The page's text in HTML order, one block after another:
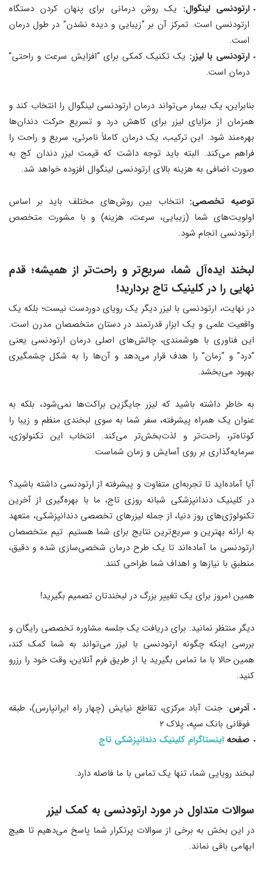
ارتودنسی لینگوال: یک روش درمانی برای پنهان کردن دستگاه
ارتودنسی است. تمرکز آن بر “زیبایی و دیده نشدن” در طول درمان
است.
ارتودنسی با لیزر: یک تکنیک کمکی برای “افزایش سرعت و راحتی”
درمان است.
بنابراین، یک بیمار می‌تواند درمان ارتودنسی لینگوال را انتخاب کند و
همزمان از مزایای لیزر برای کاهش درد و تسریع حرکت دندان‌ها
بهره‌مند شود. این ترکیب، یک درمان کاملاً نامرئی، سریع و راحت را
فراهم می‌کند. البته باید توجه داشت که قیمت لیزر دندان کج به
صورت اضافی به هزینه بالای ارتودنسی لینگوال افزوده خواهد شد.
توصیه تخصصی: انتخاب بین روش‌های مختلف باید بر اساس
اولویت‌های شما (زیبایی، سرعت، هزینه) و با مشورت متخصص
ارتودنسی انجام شود.
لبخند ایده‌آل شما، سریع‌تر و راحت‌تر از همیشه؛ قدم
نهایی را در کلینیک تاج بردارید!
در نهایت، ارتودنسی با لیزر دیگر یک رویای دوردست نیست؛ بلکه یک
واقعیت علمی و یک ابزار قدرتمند در دستان متخصصان مدرن است.
این فناوری با هوشمندی، چالش‌های اصلی درمان ارتودنسی یعنی
“درد” و “زمان” را هدف قرار می‌دهد و آن‌ها را به شکل چشمگیری
بهبود می‌بخشد.
به خاطر داشته باشید که لیزر جایگزین براکت‌ها نمی‌شود، بلکه به
عنوان یک همراه پیشرفته، سفر شما به سوی لبخندی منظم و زیبا را
کوتاه‌تر، راحت‌تر و لذت‌بخش‌تر می‌کند. انتخاب این تکنولوژی،
سرمایه‌گذاری بر روی آسایش و زمان شماست.
آیا آماده‌اید تا تجربه‌ای متفاوت و پیشرفته از ارتودنسی داشته باشید؟
در کلینیک دندانپزشکی شبانه روزی تاج، ما با بهره‌گیری از آخرین
تکنولوژی‌های روز دنیا، از جمله لیزرهای تخصصی دندانپزشکی، متعهد
به ارائه بهترین و سریع‌ترین نتایج برای شما هستیم. تیم متخصصان
ارتودنسی ما آماده‌اند تا یک طرح درمان شخصی‌سازی شده و دقیق،
منطبق با نیازها و اهداف شما طراحی کنند.
همین امروز برای یک تغییر بزرگ در لبخندتان تصمیم بگیرید!
دیگر منتظر نمانید. برای دریافت یک جلسه مشاوره تخصصی رایگان و
بررسی اینکه چگونه ارتودنسی با لیزر می‌تواند به شما کمک کند،
همین حالا با ما تماس بگیرید یا از طریق فرم آنلاین، وقت خود را رزرو
کنید.
آدرس: جنت آباد مرکزی، تقاطع نیایش (چهار راه ایرانپارس)، طبقه
فوقانی بانک سپه، پلاک ۲
صفحه اینستاگرام کلینیک دندانپزشکی تاج
لبخند رویایی شما، تنها یک تماس با ما فاصله دارد.
سوالات متداول در مورد ارتودنسی به کمک لیزر
در این بخش به برخی از سوالات پرتکرار شما پاسخ می‌دهیم تا هیچ
ابهامی باقی نماند.